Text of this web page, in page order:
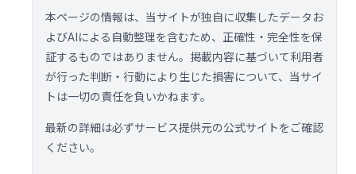
本ページの情報は、当サイトが独自に収集したデータお
よびAIによる自動整理を含むため、正確性・完全性を保
証するものではありません。掲載内容に基づいて利用者
が行った判断・行動により生じた損害について、当サイ
トは一切の責任を負いかねます。
最新の詳細は必ずサービス提供元の公式サイトをご確認
ください。